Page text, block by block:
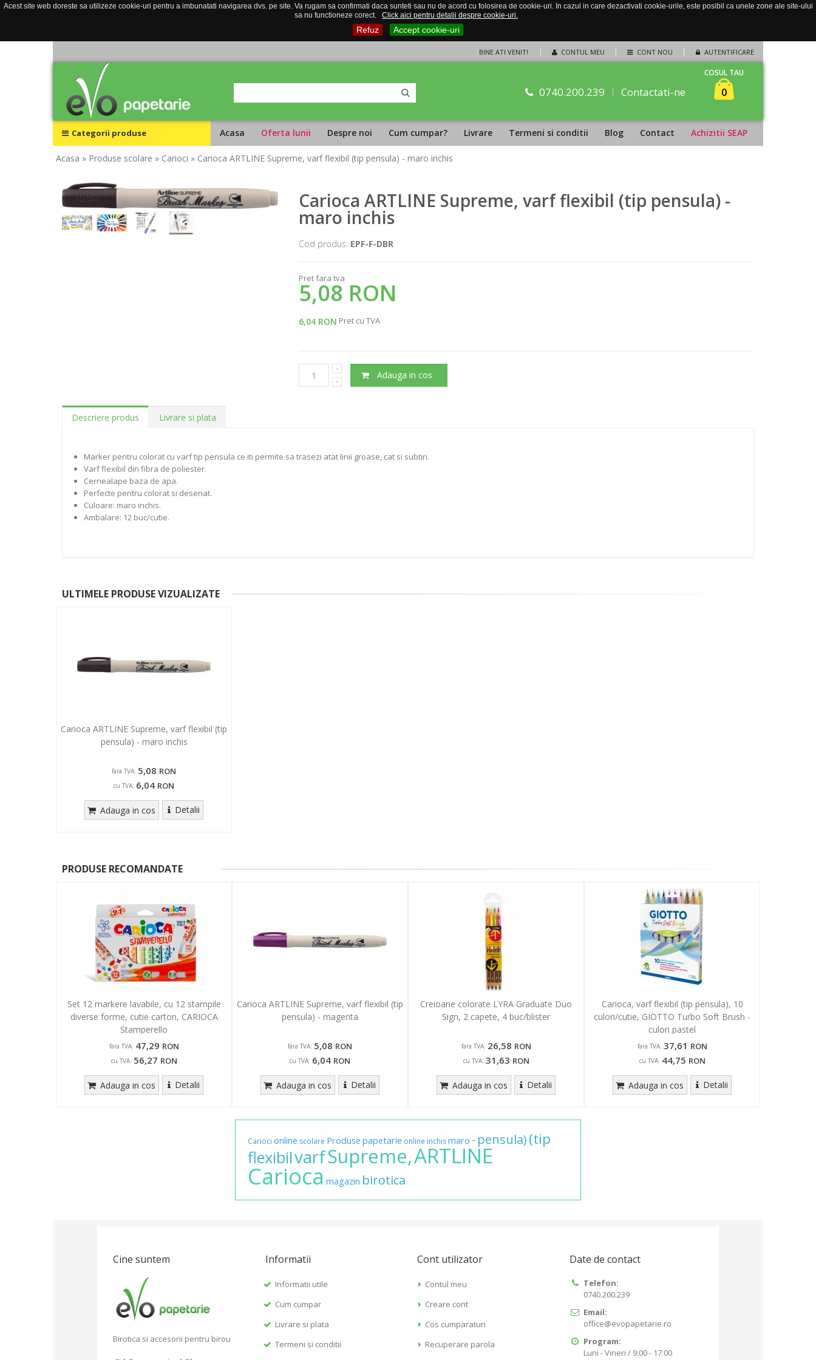
Acest site web doreste sa utilizeze cookie-uri pentru a imbunatati navigarea dvs. pe site. Va rugam sa confirmati daca sunteti sau nu de acord cu folosirea de cookie-uri. In cazul in care dezactivati cookie-urile, este posibil ca unele zone ale site-ului
sa nu functioneze corect.
Click aici pentru detalii despre cookie-uri.
Refuz Accept cookie-uri
CONTUL MEU CONT NOU AUTENTIFICARE
BINE ATI VENIT!
0740.200.239 Contactati-ne
COSUL TAU
0
Categorii produse Acasa Oferta lunii Despre noi Cum cumpar? Livrare Termeni si conditii Blog Contact Achizitii SEAP
Acasa » Produse scolare » Carioci » Carioca ARTLINE Supreme, varf flexibil (tip pensula) - maro inchis
Carioca ARTLINE Supreme, varf flexibil (tip pensula) -
maro inchis
Cod produs: EPF-F-DBR
Pret fara tva
5,08 RON
6,04 RON Pret cu TVA
Adauga in cos
Descriere produs Livrare si plata
Marker pentru colorat cu varf tip pensula ce iti permite sa trasezi atat linii groase, cat si subtiri.
Varf flexibil din fibra de poliester.
Cernealape baza de apa.
Perfecte pentru colorat si desenat.
Culoare: maro inchis.
Ambalare: 12 buc/cutie.
ULTIMELE PRODUSE VIZUALIZATE
Carioca ARTLINE Supreme, varf flexibil (tip
pensula) - maro inchis
fara TVA: 5,08 RON
cu TVA: 6,04 RON
Adauga in cos Detalii
PRODUSE RECOMANDATE
Set 12 markere lavabile, cu 12 stampile
diverse forme, cutie carton, CARIOCA
Stamperello
fara TVA: 47,29 RON
cu TVA: 56,27 RON
Adauga in cos Detalii
Carioca ARTLINE Supreme, varf flexibil (tip
pensula) - magenta
fara TVA: 5,08 RON
cu TVA: 6,04 RON
Adauga in cos Detalii
Creioane colorate LYRA Graduate Duo
Sign, 2 capete, 4 buc/blister
fara TVA: 26,58 RON
cu TVA: 31,63 RON
Adauga in cos Detalii
Carioca, varf flexibil (tip pensula), 10
culori/cutie, GIOTTO Turbo Soft Brush -
culori pastel
fara TVA: 37,61 RON
cu TVA: 44,75 RON
Adauga in cos Detalii
Carioci online scolare Produse papetarie online inchismaro - pensula)(tip
flexibilvarfSupreme,ARTLINE
Carioca magazin birotica
Cine suntem
Birotica si accesorii pentru birou
Informatii
Informatii utile
Cum cumpar
Livrare si plata
Termeni si conditii
Cont utilizator
Contul meu
Creare cont
Cos cumparaturi
Recuperare parola
Date de contact
Telefon:
0740.200.239
Email:
office@evopapetarie.ro
Program:
Luni - Vineri / 9:00 - 17:00